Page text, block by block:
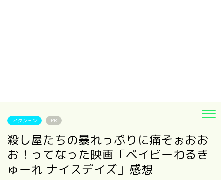
アクション PR
殺し屋たちの暴れっぷりに痛そぉおお
お！ってなった映画「ベイビーわるき
ゅーれ ナイスデイズ」感想